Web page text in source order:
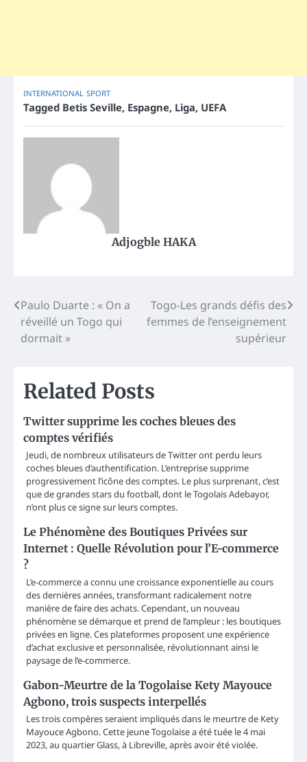
INTERNATIONAL SPORT
Tagged Betis Seville, Espagne, Liga, UEFA
Adjogble HAKA
Post
navigation
Paulo Duarte : « On a
réveillé un Togo qui
dormait »
Togo-Les grands défis des
femmes de l’enseignement
supérieur
Related Posts
Twitter supprime les coches bleues des
comptes vérifiés
Jeudi, de nombreux utilisateurs de Twitter ont perdu leurs
coches bleues d’authentification. L’entreprise supprime
progressivement l’icône des comptes. Le plus surprenant, c’est
que de grandes stars du football, dont le Togolais Adebayor,
n’ont plus ce signe sur leurs comptes.
Le Phénomène des Boutiques Privées sur
Internet : Quelle Révolution pour l’E-commerce
?
L’e-commerce a connu une croissance exponentielle au cours
des dernières années, transformant radicalement notre
manière de faire des achats. Cependant, un nouveau
phénomène se démarque et prend de l’ampleur : les boutiques
privées en ligne. Ces plateformes proposent une expérience
d’achat exclusive et personnalisée, révolutionnant ainsi le
paysage de l’e-commerce.
Gabon-Meurtre de la Togolaise Kety Mayouce
Agbono, trois suspects interpellés
Les trois compères seraient impliqués dans le meurtre de Kety
Mayouce Agbono. Cette jeune Togolaise a été tuée le 4 mai
2023, au quartier Glass, à Libreville, après avoir été violée.